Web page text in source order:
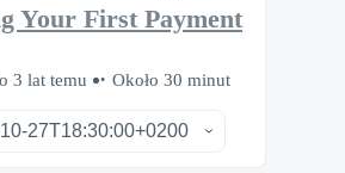
Your First Payment
3 lat temu Około 30 minut